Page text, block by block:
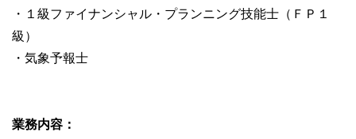
・１級ファイナンシャル・プランニング技能士（ＦＰ１
級）
・気象予報士
業務内容：